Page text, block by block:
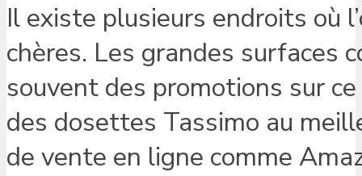
Il existe plusieurs endroits où
chères. Les grandes surfaces
souvent des promotions sur
des dosettes Tassimo au
de vente en ligne comme